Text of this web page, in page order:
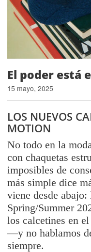
El poder está
15 mayo, 2025
LOS NUEVOS
MOTION
No todo en la
con chaquetas
imposibles de
más simple dice
viene desde
Spring/Summer
los calcetines en
—y no hablamos
siempre.